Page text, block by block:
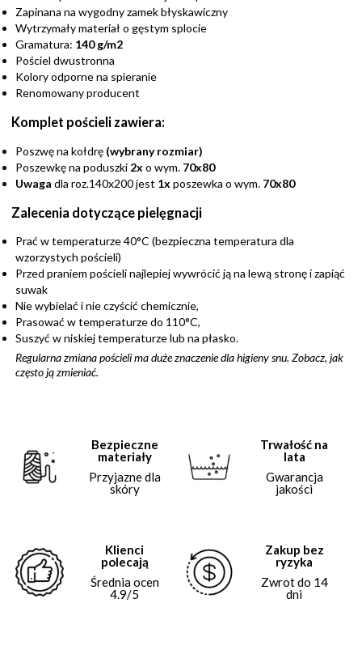
Zapinana na wygodny zamek błyskawiczny
Wytrzymały materiał o gęstym splocie
Gramatura: 140 g/m2
Pościel dwustronna
Kolory odporne na spieranie
Renomowany producent
Komplet pościeli zawiera:
Poszwę na kołdrę (wybrany rozmiar)
Poszewkę na poduszki 2x o wym. 70x80
Uwaga dla roz.140x200 jest 1x poszewka o wym. 70x80
Zalecenia dotyczące pielęgnacji
Prać w temperaturze 40°C (bezpieczna temperatura dla
wzorzystych pościeli)
Przed praniem pościeli najlepiej wywrócić ją na lewą stronę i zapiąć
suwak
Nie wybielać i nie czyścić chemicznie,
Prasować w temperaturze do 110°C,
Suszyć w niskiej temperaturze lub na płasko.
Regularna zmiana pościeli ma duże znaczenie dla higieny snu. Zobacz, jak
często ją zmieniać.
Bezpieczne
materiały
Przyjazne dla
skóry
Trwałość na
lata
Gwarancja
jakości
Klienci
polecają
Średnia ocen
4.9/5
Zakup bez
ryzyka
Zwrot do 14
dni